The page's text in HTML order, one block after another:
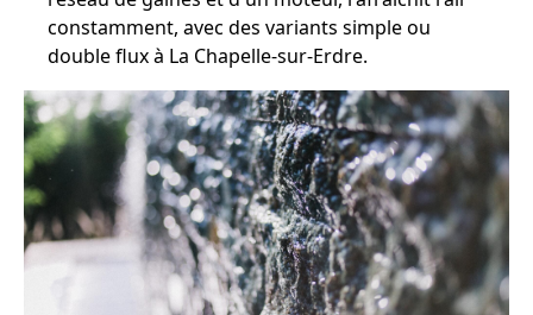
constamment, avec des variants simple ou
double flux à La Chapelle-sur-Erdre.